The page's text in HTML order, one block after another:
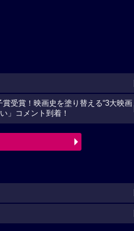
受賞！映画史を塗り替える“3大映画
」コメント到着！